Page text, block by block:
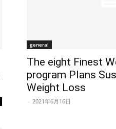
general
The eight Finest
program Plans
Weight Loss
- 2021年6月16日